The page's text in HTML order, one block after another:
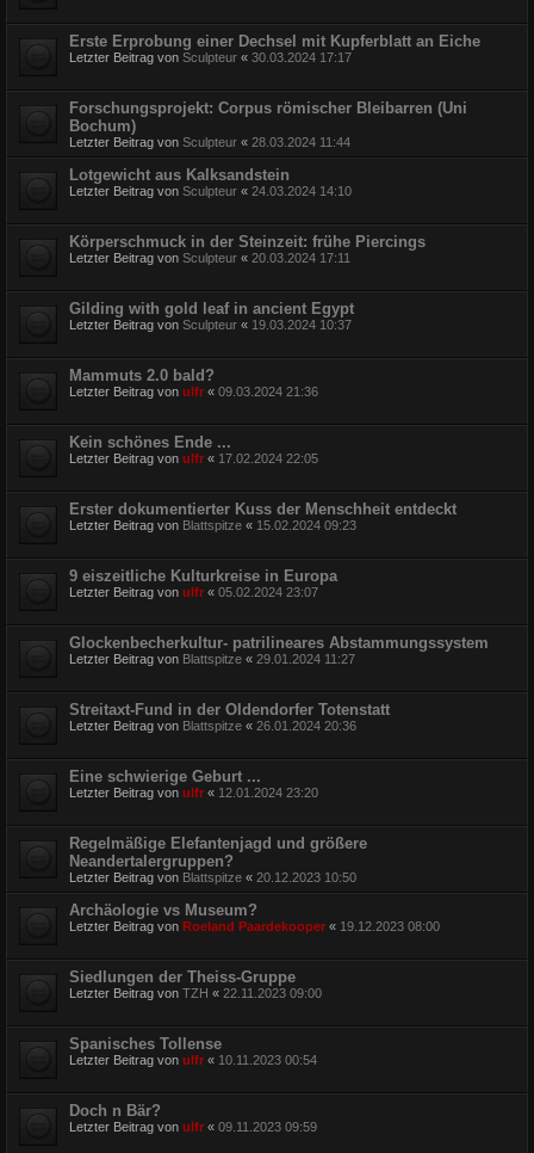
Erste Erprobung einer Dechsel mit Kupferblatt an Eiche
Letzter Beitrag von Sculpteur « 30.03.2024 17:17
Forschungsprojekt: Corpus römischer Bleibarren (Uni
Bochum)
Letzter Beitrag von Sculpteur « 28.03.2024 11:44
Lotgewicht aus Kalksandstein
Letzter Beitrag von Sculpteur « 24.03.2024 14:10
Körperschmuck in der Steinzeit: frühe Piercings
Letzter Beitrag von Sculpteur « 20.03.2024 17:11
Gilding with gold leaf in ancient Egypt
Letzter Beitrag von Sculpteur « 19.03.2024 10:37
Mammuts 2.0 bald?
Letzter Beitrag von ulfr « 09.03.2024 21:36
Kein schönes Ende ...
Letzter Beitrag von ulfr « 17.02.2024 22:05
Erster dokumentierter Kuss der Menschheit entdeckt
Letzter Beitrag von Blattspitze « 15.02.2024 09:23
9 eiszeitliche Kulturkreise in Europa
Letzter Beitrag von ulfr « 05.02.2024 23:07
Glockenbecherkultur- patrilineares Abstammungssystem
Letzter Beitrag von Blattspitze « 29.01.2024 11:27
Streitaxt-Fund in der Oldendorfer Totenstatt
Letzter Beitrag von Blattspitze « 26.01.2024 20:36
Eine schwierige Geburt ...
Letzter Beitrag von ulfr « 12.01.2024 23:20
Regelmäßige Elefantenjagd und größere
Neandertalergruppen?
Letzter Beitrag von Blattspitze « 20.12.2023 10:50
Archäologie vs Museum?
Letzter Beitrag von Roeland Paardekooper « 19.12.2023 08:00
Siedlungen der Theiss-Gruppe
Letzter Beitrag von TZH « 22.11.2023 09:00
Spanisches Tollense
Letzter Beitrag von ulfr « 10.11.2023 00:54
Doch n Bär?
Letzter Beitrag von ulfr « 09.11.2023 09:59